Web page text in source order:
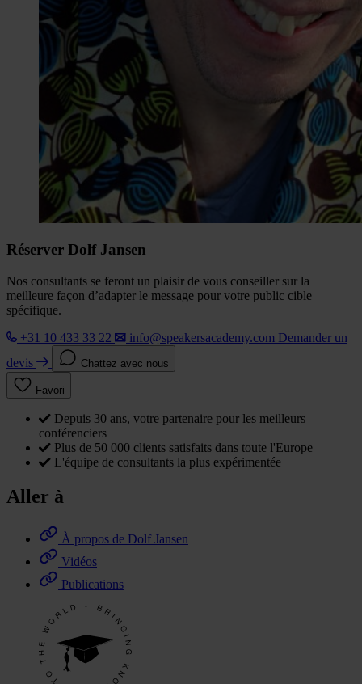
Réserver Dolf Jansen
Nos consultants se feront un plaisir de vous conseiller sur la
meilleure façon d’adapter le message pour votre public cible
spécifique.
+31 10 433 33 22
info@speakersacademy.com Demander un
devis
Chattez avec nous
Favori
Depuis 30 ans, votre partenaire pour les meilleurs
conférenciers
Plus de 50 000 clients satisfaits dans toute l'Europe
L'équipe de consultants la plus expérimentée
Aller à
À propos de Dolf Jansen
Vidéos
Publications